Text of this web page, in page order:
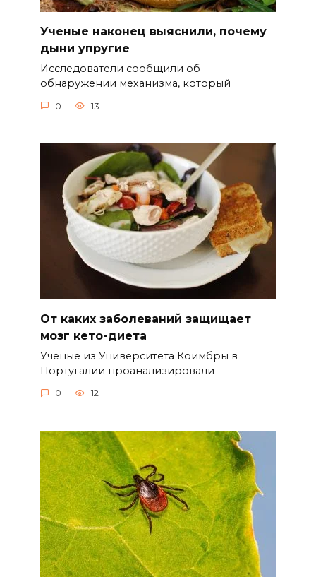
Ученые наконец выяснили, почему
дыни упругие
Исследователи сообщили об
обнаружении механизма, который
0 13
От каких заболеваний защищает
мозг кето-диета
Ученые из Университета Коимбры в
Португалии проанализировали
0 12